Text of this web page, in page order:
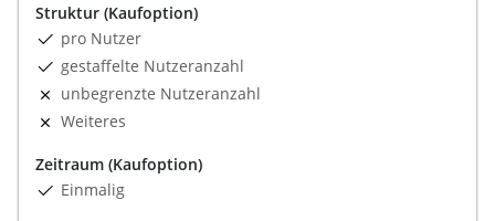
Struktur (Kaufoption)
pro Nutzer
gestaffelte Nutzeranzahl
unbegrenzte Nutzeranzahl
Weiteres
Zeitraum (Kaufoption)
Einmalig